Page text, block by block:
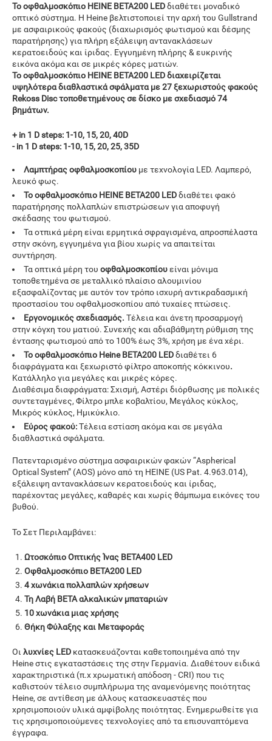
Το οφθαλμοσκόπιο HEINE BETA200 LEDδιαθέτει μοναδικό
οπτικό σύστημα. Η Heine βελτιστοποιεί την αρχή του Gullstrand
με ασφαιρικούς φακούς (διαχωρισμός φωτισμού και δέσμης
παρατήρησης) για πλήρη εξάλειψη αντανακλάσεων
κερατοειδούς και ίριδας. Εγγυημένη πλήρης & ευκρινής
εικόνα ακόμα και σε μικρές κόρες ματιών.
Το οφθαλμοσκόπιο HEINE BETA200 LEDδιαχειρίζεται
υψηλότερα διαθλαστικά σφάλματα με 27 ξεχωριστούς φακούς
Rekoss Disc τοποθετημένους σε δίσκο με σχεδιασμό 74
βημάτων.
+ in 1 D steps: 1-10, 15, 20, 40D
- in 1 D steps: 1-10, 15, 20, 25, 35D
Λαμπτήρας οφθαλμοσκοπίου με τεχνολογία LED. Λαμπερό,
λευκό φως.
Το οφθαλμοσκόπιο HEINE BETA200 LEDδιαθέτει φακό
παρατήρησης πολλαπλών επιστρώσεων για αποφυγή
σκέδασης του φωτισμού.
Τα οτπικά μέρη είναι ερμητικά σφραγισμένα, απροσπέλαστα
στην σκόνη, εγγυημένα για βίου χωρίς να απαιτείται
συντήρηση.
Τα οπτικά μέρη του οφθαλμοσκοπίουείναι μόνιμα
τοποθετημένα σε μεταλλικό πλαίσιο αλουμινίου
εξασφαλίζοντας με αυτόν τον τρόπο ισχυρή αντικραδασμική
προστασίου του οφθαλμοσκοπίου από τυχαίες πτώσεις.
Εργονομικός σχεδιασμός. Τέλεια και άνετη προσαρμογή
στην κόγχη του ματιού. Συνεχής και αδιαβάθμητη ρύθμιση της
έντασης φωτισμού από το 100% έως 3%, χρήση με ένα χέρι.
Το οφθαλμοσκόπιο HeineBETA200 LEDδιαθέτει 6
διαφράγματα και ξεχωριστό φίλτρο αποκοπής κόκκινου.
Κατάλληλο για μεγάλες και μικρές κόρες.
Διαθέσιμα διαφράγματα: Σχισμή, Αστέρι διόρθωσης με πολικές
συντεταγμένες, Φίλτρο μπλε κοβαλτίου, Μεγάλος κύκλος,
Μικρός κύκλος, Ημικύκλιο.
Εύρος φακού:Τέλεια εστίαση ακόμα και σε μεγάλα
διαθλαστικά σφάλματα.
Πατενταρισμένο σύστημα ασφαιρικών φακών “Aspherical
Optical System” (AOS) μόνο από τη HEINE (US Pat. 4.963.014),
εξάλειψη αντανακλάσεων κερατοειδούς και ίριδας,
παρέχοντας μεγάλες, καθαρές και χωρίς θάμπωμα εικόνες του
βυθού.
Το Σετ Περιλαμβάνει:
Ωτοσκόπιο Οπτικής Ίνας BETA400 LED
Οφθαλμοσκόπιο BETA200 LED
4 χωνάκια πολλαπλών χρήσεων
Τη Λαβή BΕΤΑ αλκαλικών μπαταριών
10 χωνάκια μιας χρήσης
Θήκη Φύλαξης και Μεταφοράς
Οι λυχνίες LED κατασκευάζονται καθετοποιημένα από την
Heine στις εγκαταστάσεις της στην Γερμανία. Διαθέτουν ειδικά
χαρακτηριστικά (π.χ χρωματική απόδοση - CRI) που τις
καθιστούν τέλειο συμπλήρωμα της αναμενόμενης ποιότητας
Heine, σε αντίθεση με άλλους κατασκευαστές που
χρησιμοποιούν υλικά αμφίβολης ποιότητας. Ενημερωθείτε για
τις χρησιμοποιούμενες τεχνολογίες από τα επισυναπτόμενα
έγγραφα.